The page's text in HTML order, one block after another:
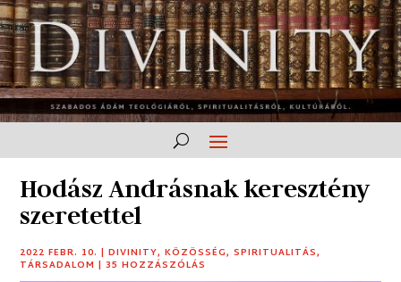
Hodász Andrásnak keresztény
szeretettel
2022 FEBR. 10. |DIVINITY,KÖZÖSSÉG,SPIRITUALITÁS,
TÁRSADALOM |35 HOZZÁSZÓLÁS